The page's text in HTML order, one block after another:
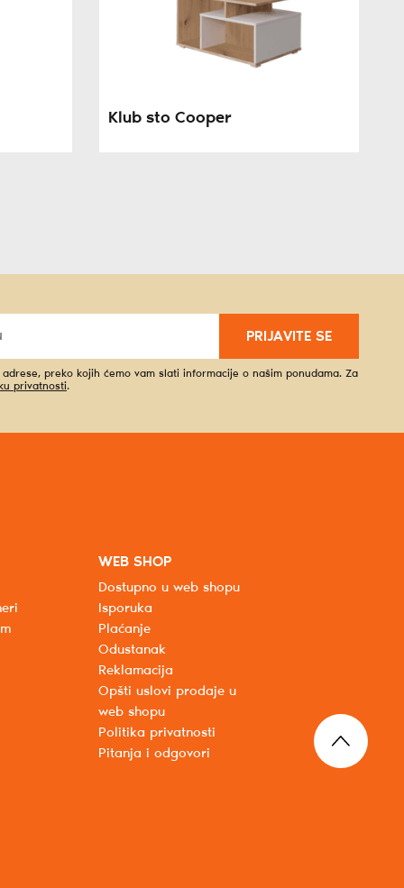
Klub sto Cooper
PRIJAVITE SE
preko kojih ćemo vam slati informacije o našim ponudama. Za
privatnosti.
WEB SHOP
Dostupno u web shopu
Isporuka
Plaćanje
Odustanak
Reklamacija
Opšti uslovi prodaje u
web shopu
Politika privatnosti
Pitanja i odgovori